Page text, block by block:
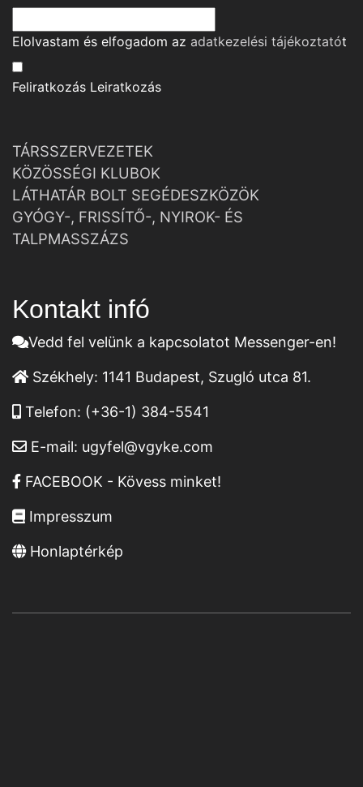
Elolvastam és elfogadom az adatkezelési tájékoztatót
Feliratkozás Leiratkozás
TÁRSSZERVEZETEK
KÖZÖSSÉGI KLUBOK
LÁTHATÁR BOLT SEGÉDESZKÖZÖK
GYÓGY-, FRISSÍTŐ-, NYIROK- ÉS
TALPMASSZÁZS
Kontakt infó
Vedd fel velünk a kapcsolatot Messenger-en!
Székhely: 1141 Budapest, Szugló utca 81.
Telefon: (+36-1) 384-5541
E-mail: ugyfel@vgyke.com
FACEBOOK - Kövess minket!
Impresszum
Honlaptérkép